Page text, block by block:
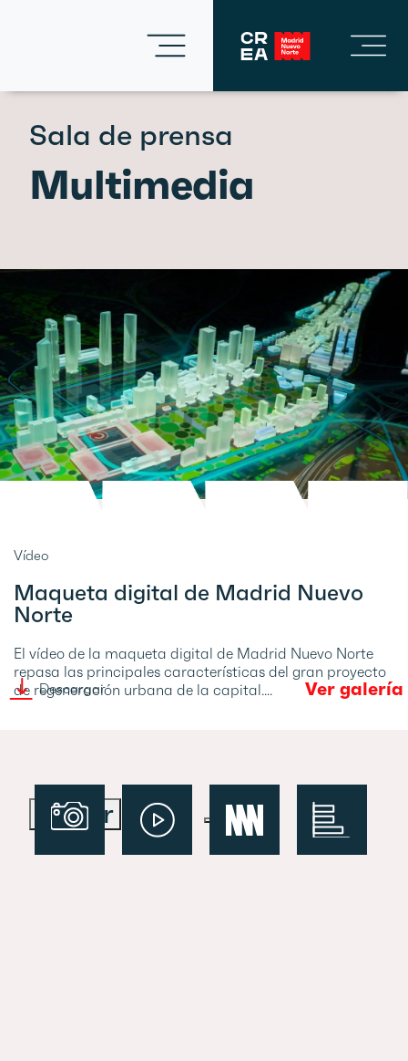
Sala de prensa
Multimedia
Vídeo
Maqueta digital de Madrid Nuevo
Norte
El vídeo de la maqueta digital de Madrid Nuevo Norte
repasa las principales características del gran proyecto
de regeneración urbana de la capital....
Descargar Ver galería
Filtrar